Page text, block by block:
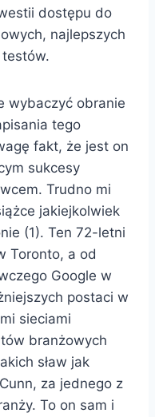
dostępu do
najlepszych
wybaczyć obranie
tego
fakt, że jest on
sukcesy
Trudno mi
jakiejkolwiek
(1). Ten 72-letni
Toronto, a od
Google w
postaci w
sieciami
branżowych
sław jak
za jednego z
To on sam i